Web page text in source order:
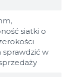
siatki o
sprawdzić w